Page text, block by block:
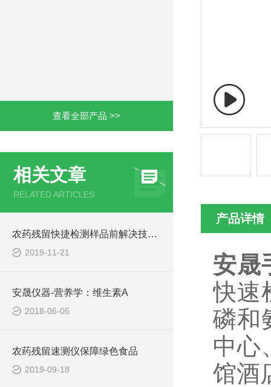
查看全部产品 >>
相关文章
RELATED ARTICLES
农药残留快捷检测样品前解决技能汇总
2019-11-21
安晟仪器-营养学：维生素A
2018-06-05
农药残留速测仪保障绿色食品
2019-09-18
产品详情
安晟
快速
磷和
中心
馆酒